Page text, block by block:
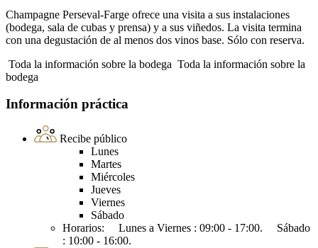
Champagne Perseval-Farge ofrece una visita a sus instalaciones
(bodega, sala de cubas y prensa) y a sus viñedos. La visita termina
con una degustación de al menos dos vinos base. Sólo con reserva.
Toda la información sobre la bodega Toda la información sobre la
bodega
Información práctica
Recibe público
Lunes
Martes
Miércoles
Jueves
Viernes
Sábado
Horarios: Lunes a Viernes : 09:00 - 17:00. Sábado
: 10:00 - 16:00.